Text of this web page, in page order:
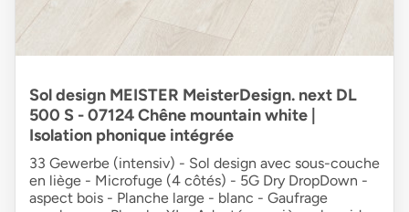
Sol design MEISTER MeisterDesign. next DL
500 S - 07124 Chêne mountain white |
Isolation phonique intégrée
33 Gewerbe (intensiv) - Sol design avec sous-couche
en liège - Microfuge (4 côtés) - 5G Dry DropDown -
aspect bois - Planche large - blanc - Gaufrage